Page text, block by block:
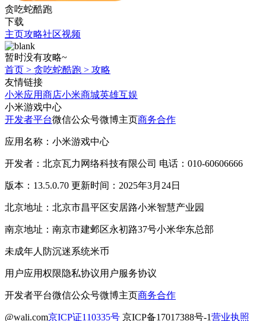
贪吃蛇酷跑
下载
主页攻略社区视频
暂时没有攻略~
首页 > 贪吃蛇酷跑 > 攻略
友情链接
小米应用商店小米商城英雄互娱
小米游戏中心
开发者平台微信公众号微博主页商务合作
应用名称：小米游戏中心
开发者：北京瓦力网络科技有限公司 电话：010-60606666
版本：13.5.0.70 更新时间：2025年3月24日
北京地址：北京市昌平区安居路小米智慧产业园
南京地址：南京市建邺区永初路37号小米华东总部
未成年人防沉迷系统米币
用户应用权限隐私协议用户服务协议
开发者平台微信公众号微博主页商务合作
@wali.com京ICP证110335号 京ICP备17017388号-1营业执照